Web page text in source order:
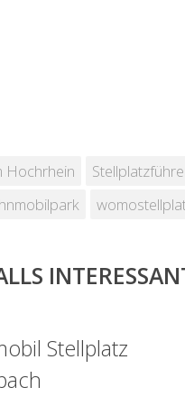
Hochrhein
Stellplatz